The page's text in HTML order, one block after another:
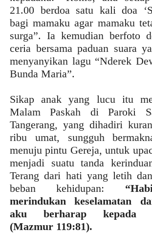
21.00 berdoa satu kali doa
bagi mamaku agar mamaku
surga”. Ia kemudian berfoto
ceria bersama paduan suara
menyanyikan lagu “Nderek
Bunda Maria”.
Sikap anak yang lucu itu
Malam Paskah di Paroki
Tangerang, yang dihadiri
ribu umat, sungguh
menuju pintu Gereja, untuk
menjadi suatu tanda
Terang dari hati yang letih
beban kehidupan:
merindukan keselamatan
aku berharap kepada
(Mazmur 119:81).